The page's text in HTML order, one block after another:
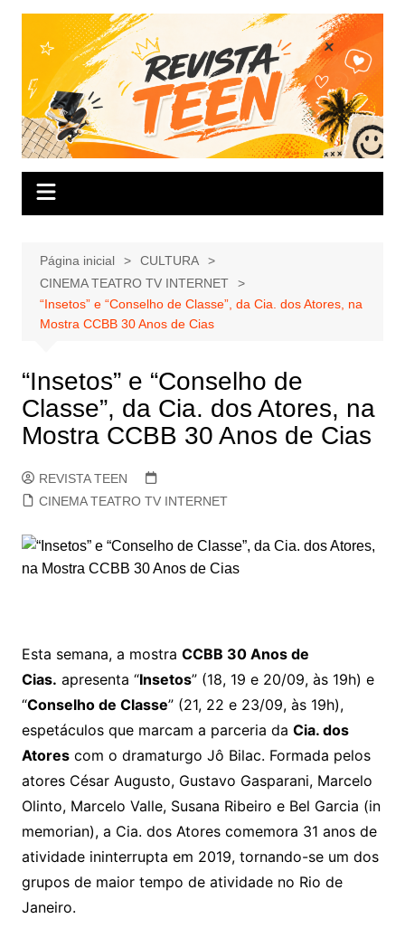
conteúdo
Página inicial
CULTURA
CINEMA TEATRO TV INTERNET
“Insetos” e “Conselho de Classe”, da Cia. dos Atores, na
Mostra CCBB 30 Anos de Cias
“Insetos” e “Conselho de
Classe”, da Cia. dos Atores, na
Mostra CCBB 30 Anos de Cias
REVISTA TEEN
CINEMA TEATRO TV INTERNET
Esta semana, a mostra CCBB 30 Anos de
Cias. apresenta “Insetos” (18, 19 e 20/09, às 19h) e
“Conselho de Classe” (21, 22 e 23/09, às 19h),
espetáculos que marcam a parceria da Cia. dos
Atorescom o dramaturgo Jô Bilac. Formada pelos
atores César Augusto, Gustavo Gasparani, Marcelo
Olinto, Marcelo Valle, Susana Ribeiro e Bel Garcia (in
memorian), a Cia. dos Atores comemora 31 anos de
atividade ininterrupta em 2019, tornando-se um dos
grupos de maior tempo de atividade no Rio de
Janeiro.